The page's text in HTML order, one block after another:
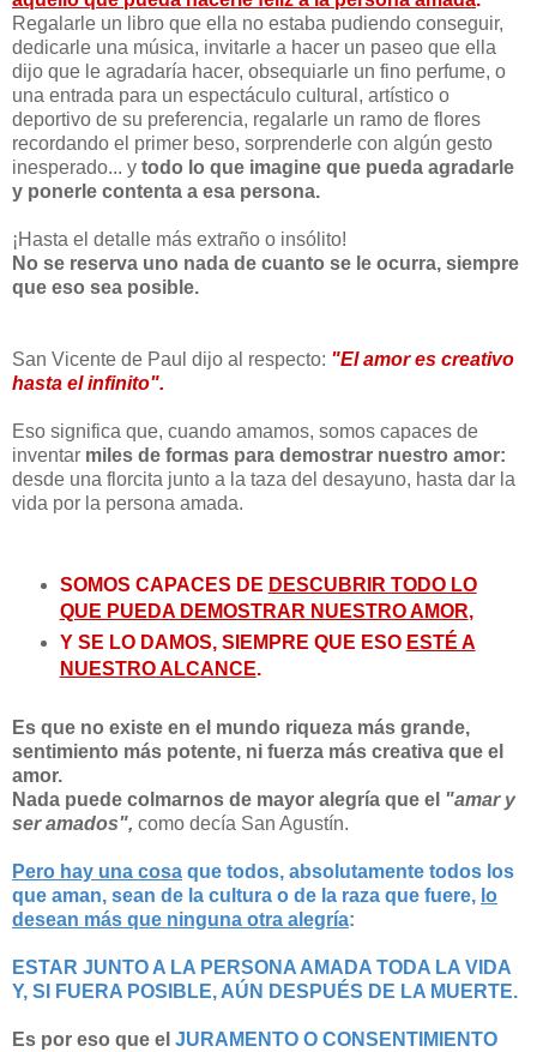
Regalarle un libro que ella no estaba pudiendo conseguir,
dedicarle una música, invitarle a hacer un paseo que ella
dijo que le agradaría hacer, obsequiarle un fino perfume, o
una entrada para un espectáculo cultural, artístico o
deportivo de su preferencia, regalarle un ramo de flores
recordando el primer beso, sorprenderle con algún gesto
inesperado... y todo lo que imagine que pueda agradarle
y ponerle contenta a esa persona.
¡Hasta el detalle más extraño o insólito!
No se reserva uno nada de cuanto se le ocurra, siempre
que eso sea posible.
San Vicente de Paul dijo al respecto: "El amor es creativo
hasta el infinito".
Eso significa que, cuando amamos, somos capaces de
inventar miles de formas para demostrar nuestro amor:
desde una florcita junto a la taza del desayuno, hasta dar la
vida por la persona amada.
SOMOS CAPACES DE DESCUBRIR TODO LO
QUE PUEDA DEMOSTRAR NUESTRO AMOR,
Y SE LO DAMOS, SIEMPRE QUE ESO ESTÉ A
NUESTRO ALCANCE.
Es que no existe en el mundo riqueza más grande,
sentimiento más potente, ni fuerza más creativa que el
amor.
Nada puede colmarnos de mayor alegría que el "amar y
ser amados", como decía San Agustín.
Pero hay una cosa que todos, absolutamente todos los
que aman, sean de la cultura o de la raza que fuere, lo
desean más que ninguna otra alegría:
ESTAR JUNTO A LA PERSONA AMADA TODA LA VIDA
Y, SI FUERA POSIBLE, AÚN DESPUÉS DE LA MUERTE.
Es por eso que el JURAMENTO O CONSENTIMIENTO